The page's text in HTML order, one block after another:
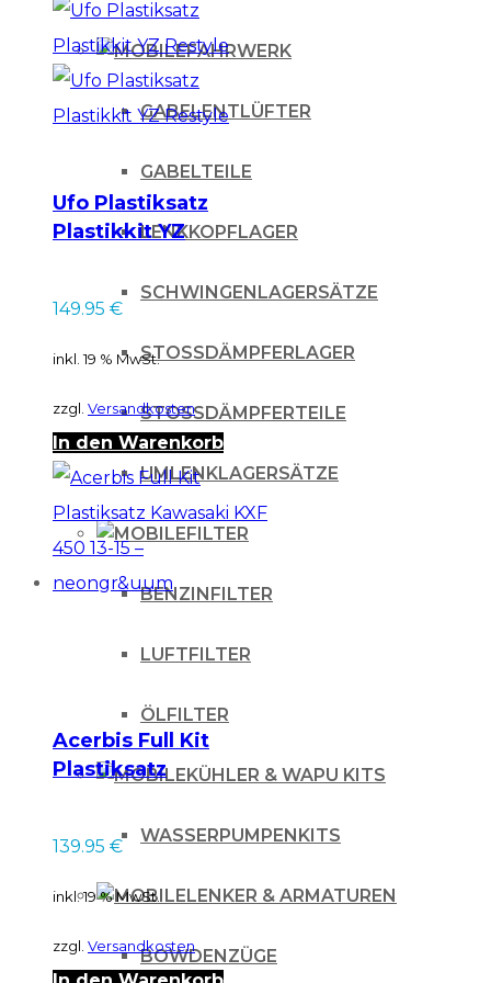
FAHRWERK
GABELENTLÜFTER
GABELTEILE
LENKKOPFLAGER
SCHWINGENLAGERSÄTZE
STOSSDÄMPFERLAGER
STOSSDÄMPFERTEILE
UMLENKLAGERSÄTZE
FILTER
BENZINFILTER
LUFTFILTER
ÖLFILTER
KÜHLER & WAPU KITS
WASSERPUMPENKITS
LENKER & ARMATUREN
BOWDENZÜGE
Ufo Plastiksatz
Plastikkit YZ
149.95 €
inkl. 19 % MwSt.
zzgl. Versandkosten
In den Warenkorb
Acerbis Full Kit
Plastiksatz
13-15 – neongr&uum
139.95 €
inkl. 19 % MwSt.
zzgl. Versandkosten